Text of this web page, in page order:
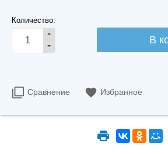
Количество:
Сравнение Избранное